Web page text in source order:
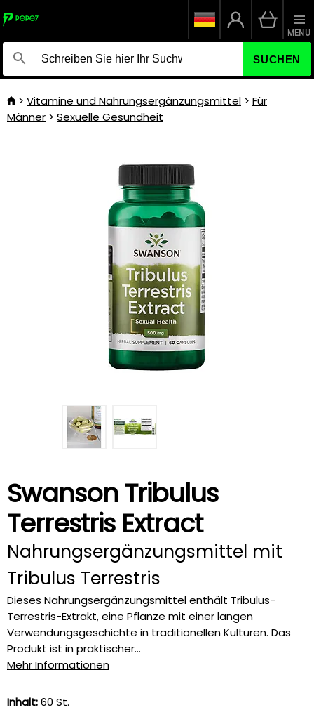
SUCHEN
MENU
Vitamine und Nahrungsergänzungsmittel
Für
Männer
Sexuelle Gesundheit
Swanson Tribulus
Terrestris Extract
Nahrungsergänzungsmittel mit
Tribulus Terrestris
Dieses Nahrungsergänzungsmittel enthält Tribulus-
Terrestris-Extrakt, eine Pflanze mit einer langen
Verwendungsgeschichte in traditionellen Kulturen. Das
Produkt ist in praktischer...
Mehr Informationen
Inhalt:60 St.